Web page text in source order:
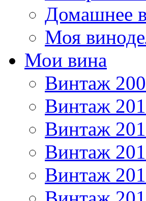
Домашнее
Моя
Мои вина
Винтаж
Винтаж
Винтаж
Винтаж
Винтаж